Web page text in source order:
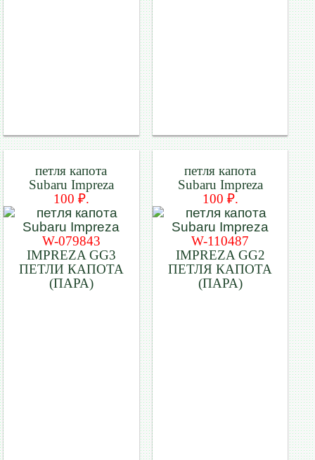
петля капота
Subaru Impreza
100 ₽.
W-079843
IMPREZA GG3
ПЕТЛИ КАПОТА
(ПАРА)
петля капота
Subaru Impreza
100 ₽.
W-110487
IMPREZA GG2
ПЕТЛЯ КАПОТА
(ПАРА)